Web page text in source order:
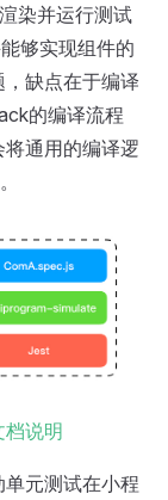
染并运行测试
够实现组件的
缺点在于编译
的编译流程
通用的编译逻
档说明
元测试在小程